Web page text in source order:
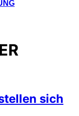
sich